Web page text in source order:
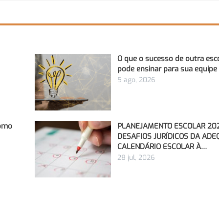
O que o sucesso de outra
pode ensinar para sua equipe
5 ago, 2026
PLANEJAMENTO ESCOLAR
DESAFIOS JURÍDICOS DA
CALENDÁRIO ESCOLAR À…
28 jul, 2026